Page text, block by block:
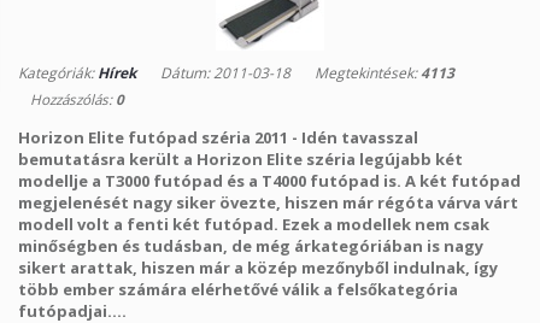
Kategóriák:Hírek Dátum: 2011-03-18 Megtekintések:4113
Hozzászólás:0
Horizon Elite futópad széria 2011 - Idén tavasszal
bemutatásra került a Horizon Elite széria legújabb két
modellje a T3000 futópad és a T4000 futópad is. A két futópad
megjelenését nagy siker övezte, hiszen már régóta várva várt
modell volt a fenti két futópad. Ezek a modellek nem csak
minőségben és tudásban, de még árkategóriában is nagy
sikert arattak, hiszen már a közép mezőnyből indulnak, így
több ember számára elérhetővé válik a felsőkategória
futópadjai....